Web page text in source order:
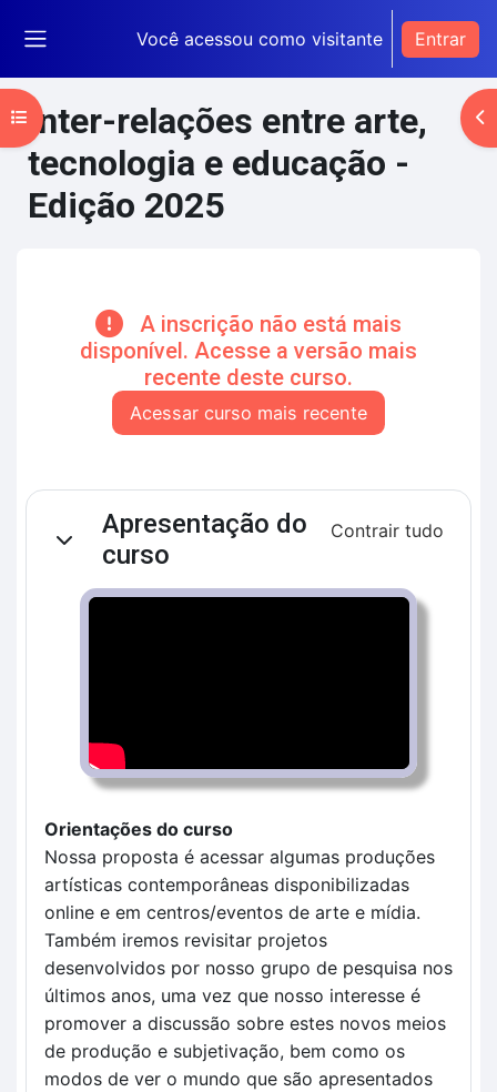
Você acessou como visitante Entrar
Inter-relações entre arte,
tecnologia e educação -
Edição 2025
A inscrição não está mais
disponível. Acesse a versão mais
recente deste curso.
Acessar curso mais recente
Abrir índice do curso
Contorno da seção
Contrair
Apresentação do
curso
Contrair tudo
Orientações do curso
Nossa proposta é acessar algumas produções
artísticas contemporâneas disponibilizadas
online e em centros/eventos de arte e mídia.
Também iremos revisitar projetos
desenvolvidos por nosso grupo de pesquisa nos
últimos anos, uma vez que nosso interesse é
promover a discussão sobre estes novos meios
de produção e subjetivação, bem como os
modos de ver o mundo que são apresentados